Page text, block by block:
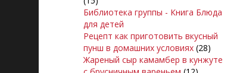
==ПРАВИЛА ГРУППЫ==
==Наши авторы==
==Друзья группы==
Библиотека группы - Книга Блюда
для детей
Рецепт как приготовить вкусный
пунш в домашних условиях (28)
Жареный сыр камамбер в кунжуте